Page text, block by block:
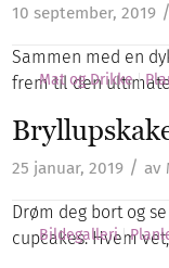
10 september, 2019 /
Sammen med en
frem til den
Mat og Drikke
25 januar, 2019 / av
Drøm deg bort og
cupcakes. Hvem
Bildegalleri